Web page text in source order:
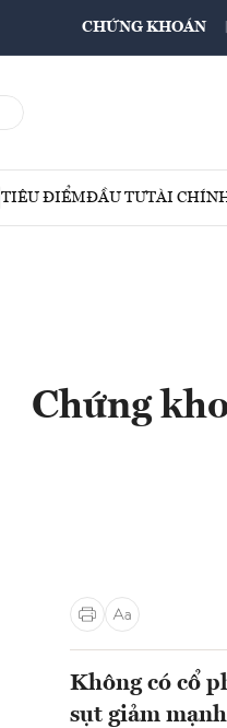
CHỨNG KHOÁN
TIÊU ĐIỂMĐẦU TƯTÀI
Chứng
Không có cổ
sụt giảm